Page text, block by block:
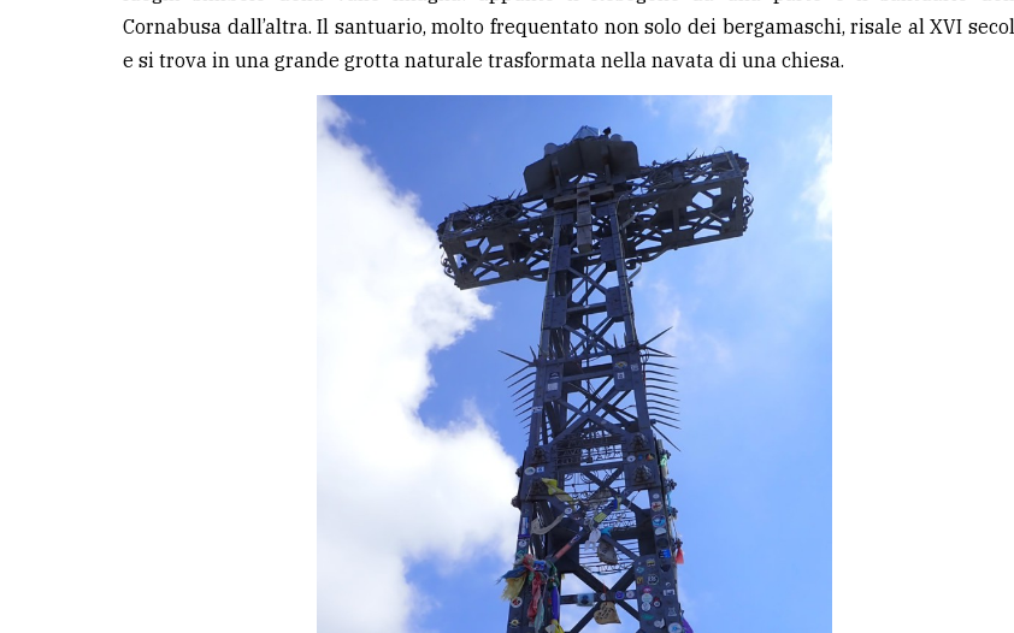
Cornabusa dall’altra. Il santuario, molto frequentato non solo dei bergamaschi, risale al XVI
e si trova in una grande grotta naturale trasformata nella navata di una chiesa.